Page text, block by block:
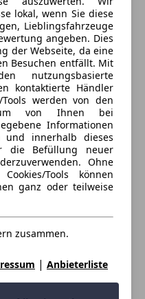
lokal, wenn Sie diese
Lieblingsfahrzeuge
angeben. Dies
der Webseite, da eine
Besuchen entfällt. Mit
nutzungsbasierte
kontaktierte Händler
werden von den
um von Ihnen bei
Informationen
innerhalb dieses
die Befüllung neuer
Ohne
Tools können
ganz oder teilweise
zusammen.
| Anbieterliste